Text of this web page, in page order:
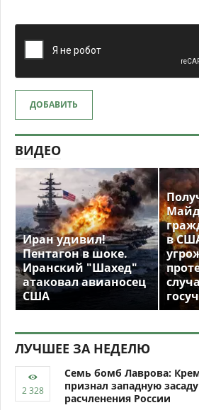
ДОБАВИТЬ
ВИДЕО
Иран удивил!
Пентагон в шоке.
Иранский "Шахед"
атаковал авианосец
США
в
ЛУЧШЕЕ ЗА НЕДЕЛЮ
Семь бомб Лаврова:
признал западную
расчленения России